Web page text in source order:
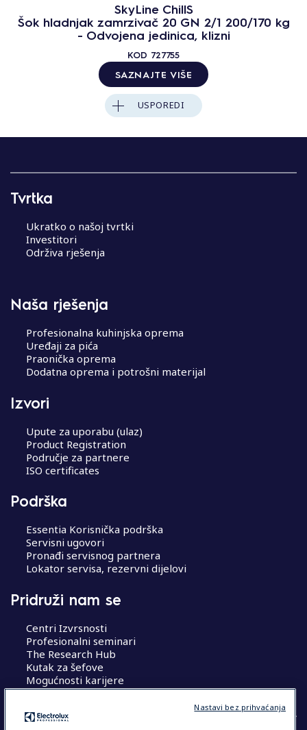
SkyLine ChillS
Šok hladnjak zamrzivač 20 GN 2/1 200/170 kg
- Odvojena jedinica, klizni
KOD 727755
SAZNAJTE VIŠE
USPOREDI
Tvrtka
Ukratko o našoj tvrtki
Investitori
Održiva rješenja
Naša rješenja
Profesionalna kuhinjska oprema
Uređaji za pića
Praonička oprema
Dodatna oprema i potrošni materijal
Izvori
Upute za uporabu (ulaz)
Product Registration
Područje za partnere
ISO certificates
Podrška
Essentia Korisnička podrška
Servisni ugovori
Pronađi servisnog partnera
Lokator servisa, rezervni dijelovi
Pridruži nam se
Centri Izvrsnosti
Profesionalni seminari
The Research Hub
Kutak za šefove
Mogućnosti karijere
Nastavi bez prihvaćanja